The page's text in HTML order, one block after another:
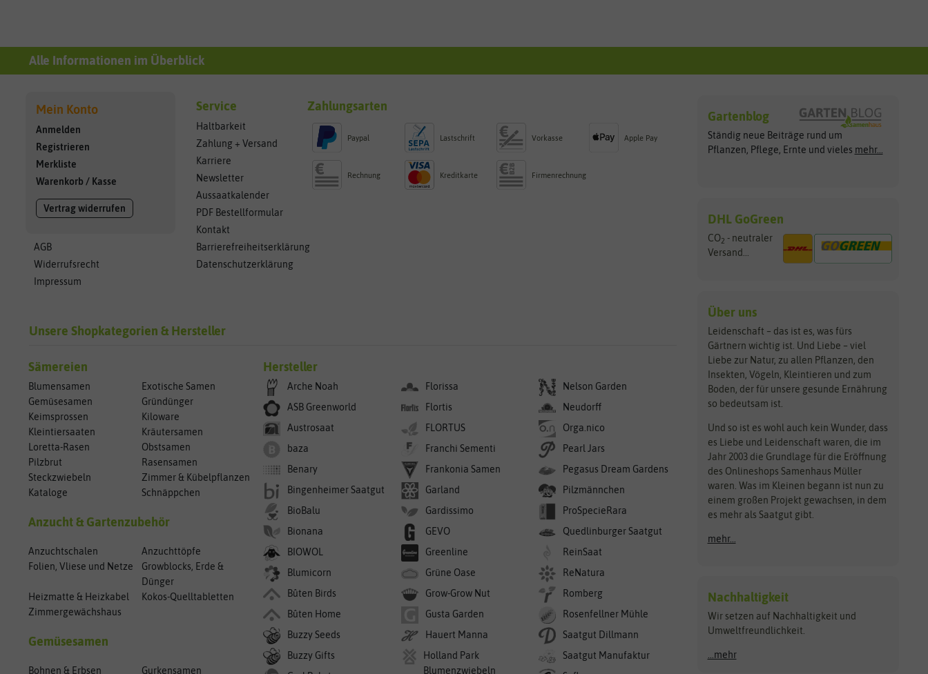
Alle Informationen im Überblick
Mein Konto
Anmelden
Registrieren
Merkliste
Warenkorb / Kasse
Vertrag widerrufen
AGB
Widerrufsrecht
Impressum
Service
Haltbarkeit
Zahlung + Versand
Karriere
Newsletter
Aussaatkalender
PDF Bestellformular
Kontakt
Barrierefreiheitserklärung
Datenschutzerklärung
Zahlungsarten
Paypal Lastschrift Vorkasse Apple Pay
Rechnung Kreditkarte Firmenrechnung
Unsere Shopkategorien & Hersteller
Sämereien
Blumensamen
Exotische Samen
Gemüsesamen
Gründünger
Keimsprossen
Kiloware
Kleintiersaaten
Kräutersamen
Loretta-Rasen
Obstsamen
Pilzbrut
Rasensamen
Steckzwiebeln
Zimmer & Kübelpflanzen
Kataloge
Schnäppchen
Anzucht & Gartenzubehör
Anzuchtschalen
Anzuchttöpfe
Folien, Vliese und Netze
Growblocks, Erde &
Dünger
Heizmatte & Heizkabel
Kokos-Quelltabletten
Zimmergewächshaus
Gemüsesamen
Bohnen & Erbsen Gurkensamen
Hersteller
Arche Noah
ASB Greenworld
Austrosaat
baza
Benary
Bingenheimer Saatgut
BioBalu
Bionana
BIOWOL
Blumicorn
Bûten Birds
Bûten Home
Buzzy Seeds
Buzzy Gifts
Florissa
Flortis
FLORTUS
Franchi Sementi
Frankonia Samen
Garland
Gardissimo
GEVO
Greenline
Grüne Oase
Grow-Grow Nut
Gusta Garden
Hauert Manna
Holland Park
Blumenzwiebeln
Nelson Garden
Neudorff
Orga.nico
Pearl Jars
Pegasus Dream Gardens
Pilzmännchen
ProSpecieRara
Quedlinburger Saatgut
ReinSaat
ReNatura
Romberg
Rosenfellner Mühle
Saatgut Dillmann
Saatgut Manufaktur
Gartenblog
Ständig neue Beiträge rund um
Pflanzen, Pflege, Ernte und vieles mehr...
DHL GoGreen
CO2 - neutraler
Versand...
Über uns
Leidenschaft – das ist es, was fürs
Gärtnern wichtig ist. Und Liebe – viel
Liebe zur Natur, zu allen Pflanzen, den
Insekten, Vögeln, Kleintieren und zum
Boden, der für unsere gesunde Ernährung
so bedeutsam ist.
Und so ist es wohl auch kein Wunder, dass
es Liebe und Leidenschaft waren, die im
Jahr 2003 die Grundlage für die Eröffnung
des Onlineshops Samenhaus Müller
waren. Was im Kleinen begann ist nun zu
einem großen Projekt gewachsen, in dem
es mehr als Saatgut gibt.
mehr...
Nachhaltigkeit
Wir setzen auf Nachhaltigkeit und
Umweltfreundlichkeit.
...mehr